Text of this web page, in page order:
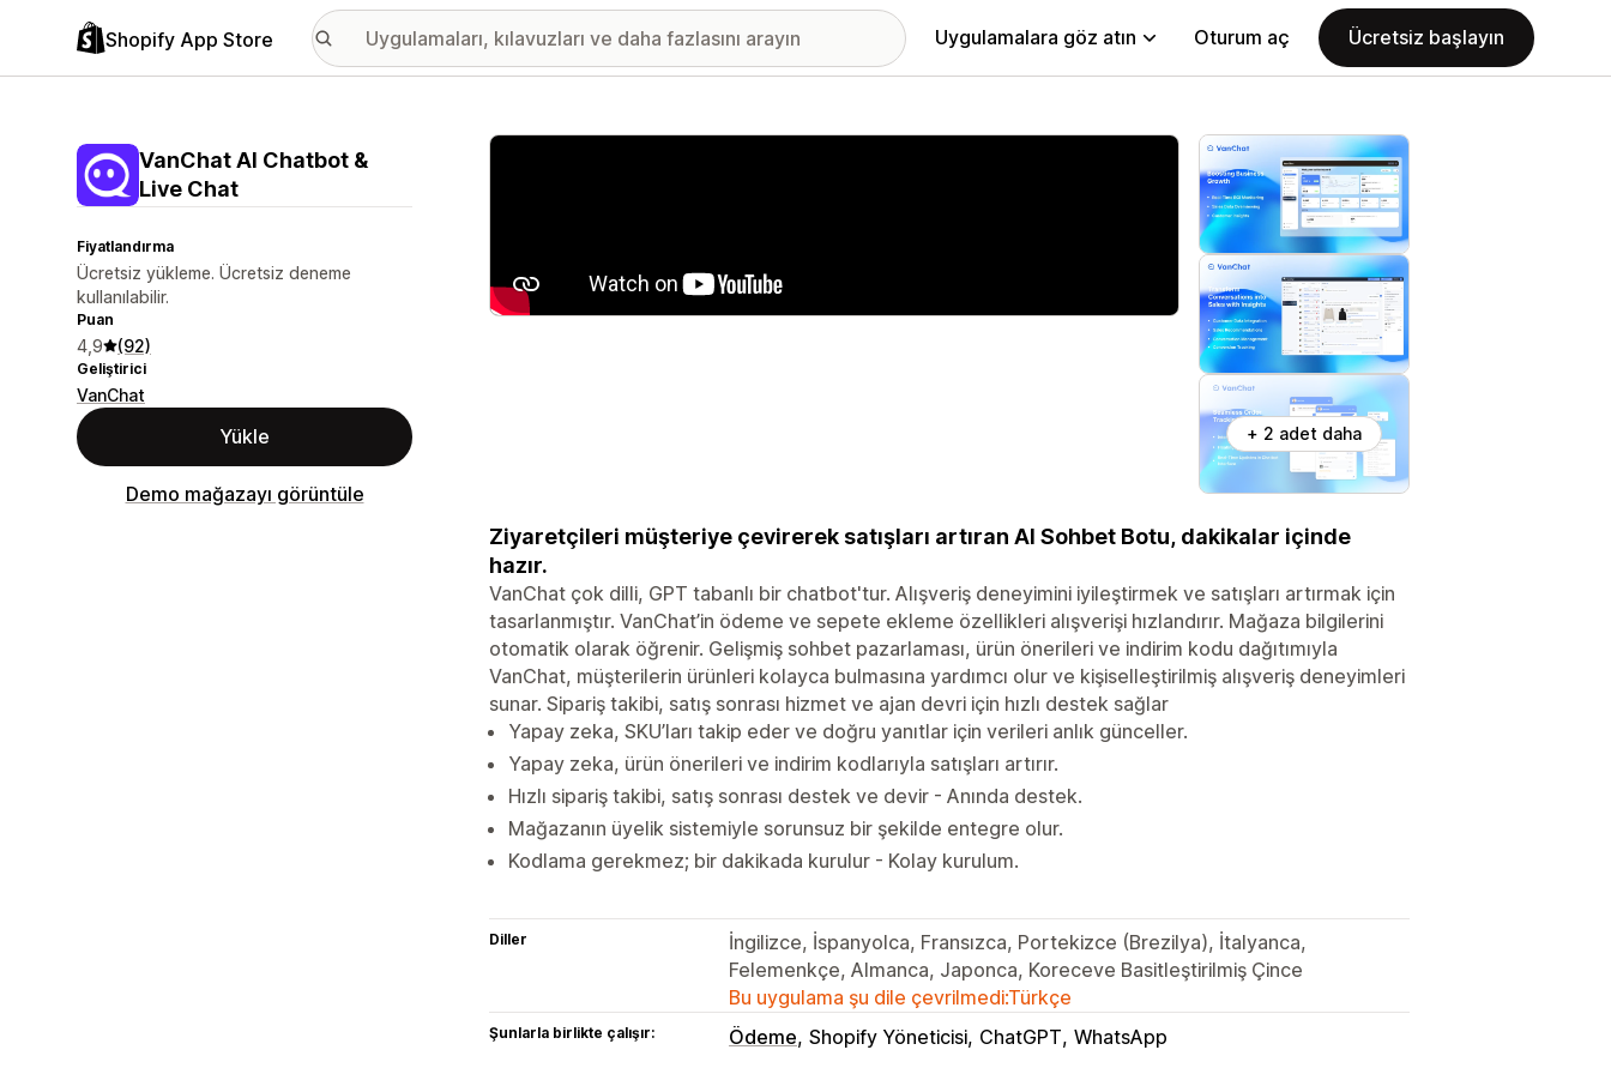
Shopify App Store Uygulamalara göz atın Oturum aç Ücretsiz başlayın
VanChat AI Chatbot &
Live Chat
Fiyatlandırma
Ücretsiz yükleme. Ücretsiz deneme
kullanılabilir.
Puan
4,9 (92)
Geliştirici
VanChat
Yükle
Demo mağazayı görüntüle
Öne çıkan görsel galerisi
+ 2 adet daha
Ziyaretçileri müşteriye çevirerek satışları artıran AI Sohbet Botu, dakikalar içinde
hazır.
VanChat çok dilli, GPT tabanlı bir chatbot'tur. Alışveriş deneyimini iyileştirmek ve satışları artırmak için
tasarlanmıştır. VanChat’in ödeme ve sepete ekleme özellikleri alışverişi hızlandırır. Mağaza bilgilerini
otomatik olarak öğrenir. Gelişmiş sohbet pazarlaması, ürün önerileri ve indirim kodu dağıtımıyla
VanChat, müşterilerin ürünleri kolayca bulmasına yardımcı olur ve kişiselleştirilmiş alışveriş deneyimleri
sunar. Sipariş takibi, satış sonrası hizmet ve ajan devri için hızlı destek sağlar
Yapay zeka, SKU’ları takip eder ve doğru yanıtlar için verileri anlık günceller.
Yapay zeka, ürün önerileri ve indirim kodlarıyla satışları artırır.
Hızlı sipariş takibi, satış sonrası destek ve devir - Anında destek.
Mağazanın üyelik sistemiyle sorunsuz bir şekilde entegre olur.
Kodlama gerekmez; bir dakikada kurulur - Kolay kurulum.
Diller
İngilizce, İspanyolca, Fransızca, Portekizce (Brezilya), İtalyanca,
Felemenkçe, Almanca, Japonca, Koreceve Basitleştirilmiş Çince
Bu uygulama şu dile çevrilmedi:Türkçe
Şunlarla birlikte çalışır: Ödeme Shopify Yöneticisi ChatGPT WhatsApp